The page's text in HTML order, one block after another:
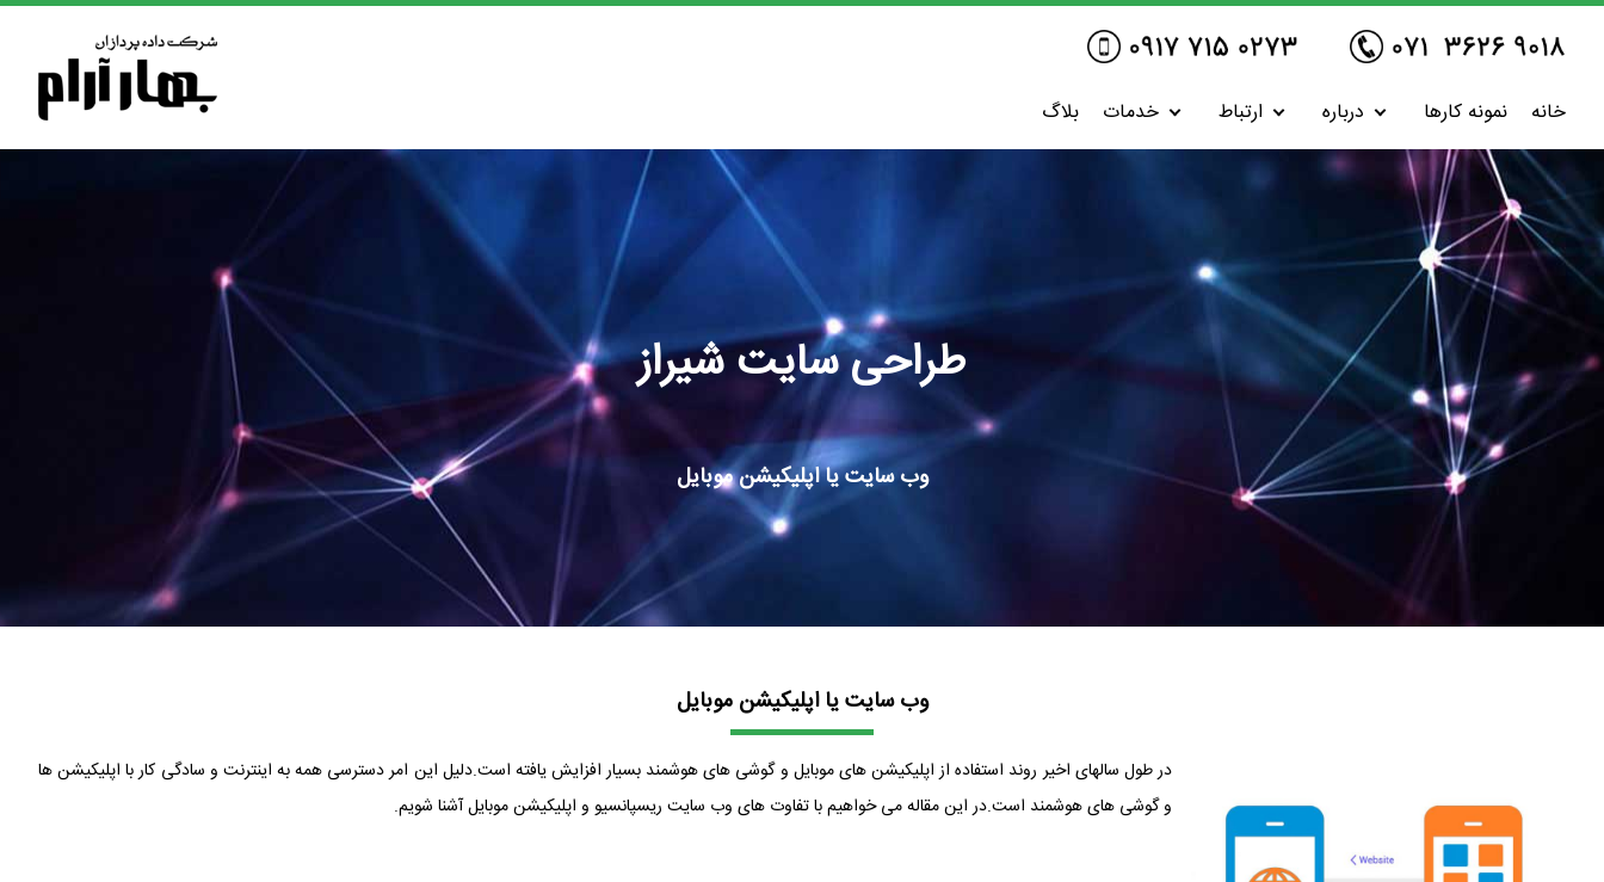
خانه نمونه کارها درباره ارتباط خدمات بلاگ
طراحی سایت شیراز
وب سایت یا اپلیکیشن موبایل
وب سایت یا اپلیکیشن موبایل
در طول سالهای اخیر روند استفاده از اپلیکیشن های موبایل و گوشی های هوشمند بسیار افزایش یافته است.دلیل این امر دسترسی همه به اینترنت و سادگی کار با اپلیکیشن ها
و گوشی های هوشمند است.در این مقاله می خواهیم با تفاوت های وب سایت ریسپانسیو و اپلیکیشن موبایل آشنا شویم.